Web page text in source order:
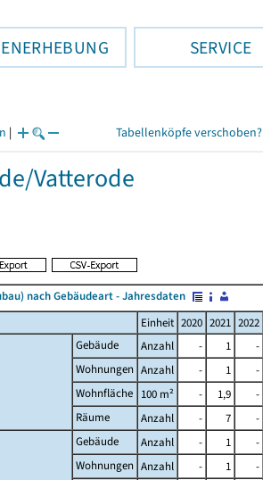
SERVICE
| Tabellenköpfe verschoben?
Vatterode
nach Gebäudeart - Jahresdaten
Einheit 2020 2021 2022
Gebäude Anzahl - 1 -
Wohnungen Anzahl - 1 -
Wohnfläche 100 m² - 1,9 -
Räume
Anzahl - 7 -
Gebäude Anzahl - 1 -
Wohnungen Anzahl - 1 -